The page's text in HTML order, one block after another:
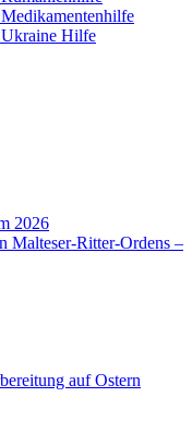
Hilfe
2026
Malteser-Ritter-Ordens –
auf Ostern